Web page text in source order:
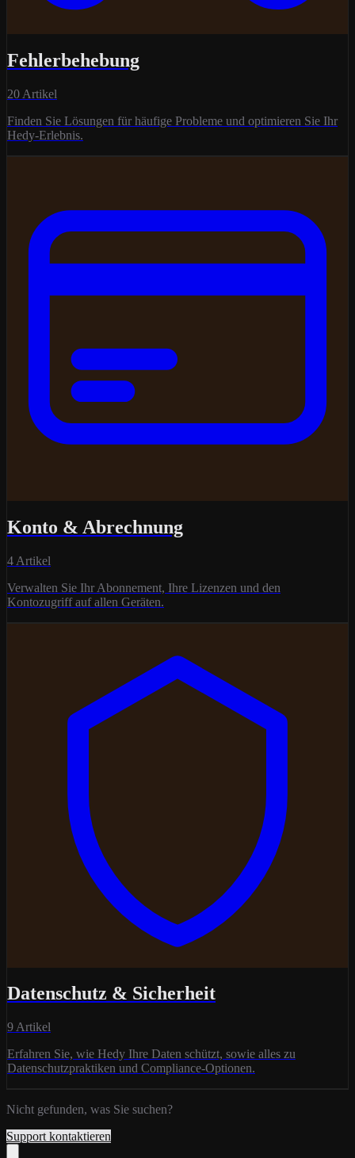
Fehlerbehebung
20 Artikel
Finden Sie Lösungen für häufige Probleme und optimieren Sie Ihr
Hedy-Erlebnis.
Konto & Abrechnung
4 Artikel
Verwalten Sie Ihr Abonnement, Ihre Lizenzen und den
Kontozugriff auf allen Geräten.
Datenschutz & Sicherheit
9 Artikel
Erfahren Sie, wie Hedy Ihre Daten schützt, sowie alles zu
Datenschutzpraktiken und Compliance-Optionen.
Nicht gefunden, was Sie suchen?
Support kontaktieren